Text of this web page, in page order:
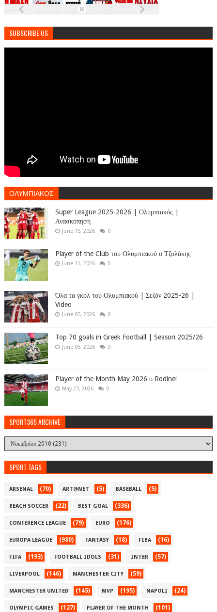
SUBSCRIBE US
ΟΛΥΜΠΙΑΚΟΣ
Super League 2025-2026 | Ολυμπιακός |
Ανασκόπηση
June 15, 2026 0
Player of the Club του Ολυμπιακού ο Τζολάκης
June 11, 2026 0
Όλα τα γκολ του Ολυμπιακού | Σεζόν 2025-26 |
Video
June 05, 2026 0
Top 70 goals in Greek Football | Season 2025/26
June 05, 2026 0
Player of the Month May 2026 ο Rodinei
May 27, 2026 0
SPORT365 ARCHIVE
SPORT TAGS
ARSENAL (70) ART@NET (5) BASEBALL (5)
BEACH SOCCER (22) BEST GOAL (336)
CONFERENCE LEAGUE (79) EURO (176)
EUROPA LEAGUE (980) FANTASY (18) FIBA (16)
FIFA (193) FOOTBALL IDOLS (31) INTER (57)
LIVERPOOL (146) MANCHESTER CITY (59)
MANCHESTER UNITED (145) MVP (195) NAPOLI (24)
OLYMPIC GAMES (127) PLAYER OF THE MONTH (101)